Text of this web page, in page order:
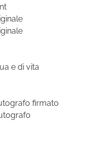
e di vita
firmato